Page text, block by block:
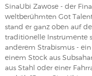
SinaUbi Zawose - der
weltberühmten Got
stand er ganz oben auf
traditionelle Instrumente
anderem Strabismus -
einem Stock aus
aus Stahl oder einer